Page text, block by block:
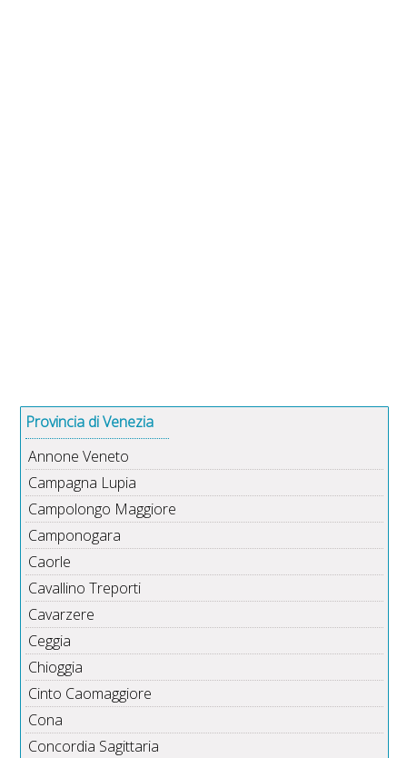
Provincia di Venezia
Annone Veneto
Campagna Lupia
Campolongo Maggiore
Camponogara
Caorle
Cavallino Treporti
Cavarzere
Ceggia
Chioggia
Cinto Caomaggiore
Cona
Concordia Sagittaria